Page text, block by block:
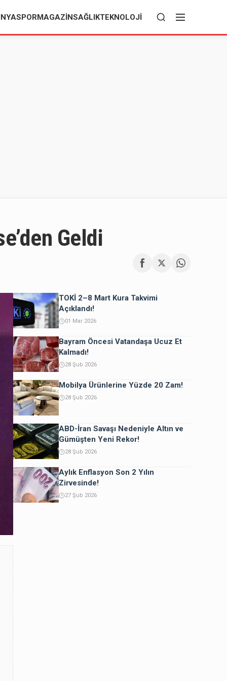
SPORMAGAZINSAĞLIKTEKNOLOJI
Geldi
TOKİ 2–8 Mart Kura Takvimi
Açıklandı!
01 Mar 2026
Bayram Öncesi Vatandaşa Ucuz Et
Kalmadı!
28 Şub 2026
Mobilya Ürünlerine Yüzde 20 Zam!
28 Şub 2026
ABD-İran Savaşı Nedeniyle Altın ve
Gümüşten Yeni Rekor!
28 Şub 2026
Aylık Enflasyon Son 2 Yılın
Zirvesinde!
27 Şub 2026